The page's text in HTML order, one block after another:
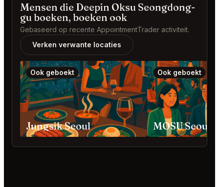
Mensen die Deepin Oksu Seongdong-
gu boeken, boeken ook
Gebaseerd op recente AppointmentTrader activiteit.
Verken verwante locaties
Ook geboekt
Jungsik Seoul
Ook geboekt